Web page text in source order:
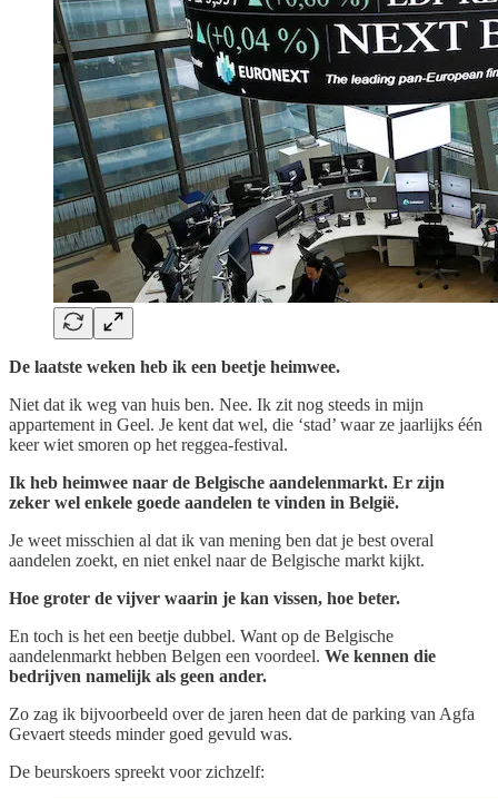
De laatste weken heb ik een beetje heimwee.
Niet dat ik weg van huis ben. Nee. Ik zit nog steeds in mijn
appartement in Geel. Je kent dat wel, die ‘stad’ waar ze jaarlijks één
keer wiet smoren op het reggea-festival.
Ik heb heimwee naar de Belgische aandelenmarkt. Er zijn
zeker wel enkele goede aandelen te vinden in België.
Je weet misschien al dat ik van mening ben dat je best overal
aandelen zoekt, en niet enkel naar de Belgische markt kijkt.
Hoe groter de vijver waarin je kan vissen, hoe beter.
En toch is het een beetje dubbel. Want op de Belgische
aandelenmarkt hebben Belgen een voordeel. We kennen die
bedrijven namelijk als geen ander.
Zo zag ik bijvoorbeeld over de jaren heen dat de parking van Agfa
Gevaert steeds minder goed gevuld was.
De beurskoers spreekt voor zichzelf: